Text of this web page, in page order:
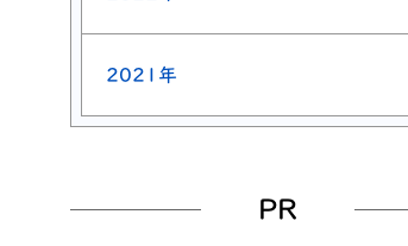
2021年
PR